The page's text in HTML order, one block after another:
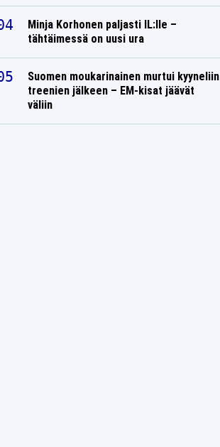
Minja Korhonen paljasti IL:lle –
tähtäimessä on uusi ura
Suomen moukarinainen murtui kyyneliin
treenien jälkeen – EM-kisat jäävät
väliin